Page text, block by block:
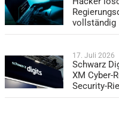
vollständig
17. Juli 2026
Schwarz
XM Cyber-
Security-